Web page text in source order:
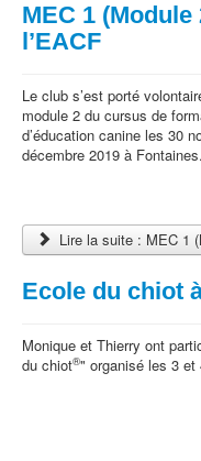
MEC 1
l’EACF
Le club s’est porté
module 2 du cursus de
d’éducation canine les 30
décembre 2019 à Fontaines.
Lire la suite : MEC 1
Ecole du chiot
Monique et Thierry ont
du chiot®" organisé les 3 et